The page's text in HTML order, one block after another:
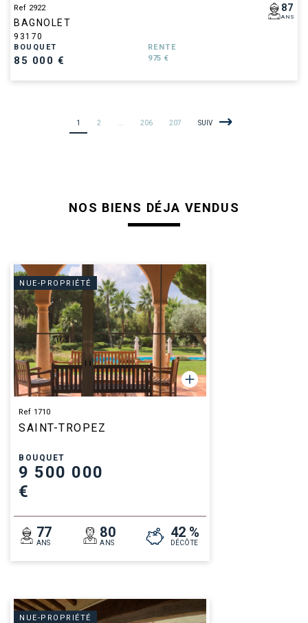
Ref 2922
BAGNOLET
93170
87
ANS
BOUQUET
85 000 €
RENTE
975 €
1 2 206 207 SUIV
NOS BIENS DÉJA VENDUS
NUE-PROPRIÉTÉ
Ref 1710
SAINT-TROPEZ
BOUQUET
9 500 000
€
77
ANS
80
ANS
42 %
DÉCÔTE
NUE-PROPRIÉTÉ